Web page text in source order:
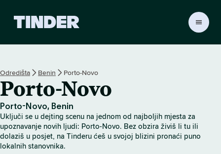
r
n
a
l
o
v
Odredišta Benin Porto-Novo
Porto-Novo
Porto-Novo, Benin
Uključi se u dejting scenu na jednom od najboljih mjesta za
upoznavanje novih ljudi: Porto-Novo. Bez obzira živiš li tu ili
dolaziš u posjet, na Tinderu ćeš u svojoj blizini pronaći puno
lokalnih stanovnika.